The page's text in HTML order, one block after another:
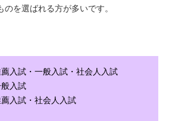
を選ばれる方が多いです。
入試・一般入試・社会人入試
入試
入試・社会人入試